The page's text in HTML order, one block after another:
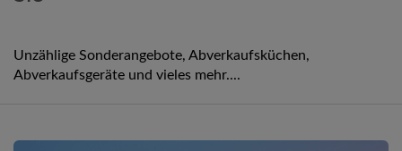
Unzählige Sonderangebote, Abverkaufsküchen,
Abverkaufsgeräte und vieles mehr....